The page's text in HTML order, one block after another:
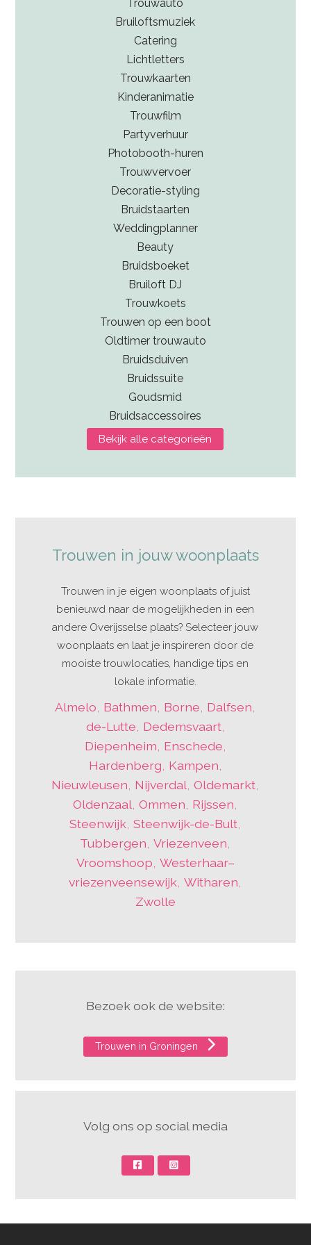
Trouwauto
Bruiloftsmuziek
Catering
Lichtletters
Trouwkaarten
Kinderanimatie
Trouwfilm
Partyverhuur
Photobooth-huren
Trouwvervoer
Decoratie-styling
Bruidstaarten
Weddingplanner
Beauty
Bruidsboeket
Bruiloft DJ
Trouwkoets
Trouwen op een boot
Oldtimer trouwauto
Bruidsduiven
Bruidssuite
Goudsmid
Bruidsaccessoires
Bekijk alle categorieën
Trouwen in jouw woonplaats
Trouwen in je eigen woonplaats of juist
benieuwd naar de mogelijkheden in een
andere Overijsselse plaats? Selecteer jouw
woonplaats en laat je inspireren door de
mooiste trouwlocaties, handige tips en
lokale informatie.
Almelo Bathmen Borne Dalfsen
de-Lutte Dedemsvaart,
Diepenheim Enschede
Hardenberg Kampen
Nieuwleusen Nijverdal ,Oldemarkt
Oldenzaal ,Ommen Rijssen
Steenwijk ,Steenwijk-de-Bult
Tubbergen ,Vriezenveen
Vroomshoop Westerhaar–
vriezenveensewijk ,Witharen
Zwolle
Bezoek ook de website:
Trouwen in Groningen
Volg ons op social media